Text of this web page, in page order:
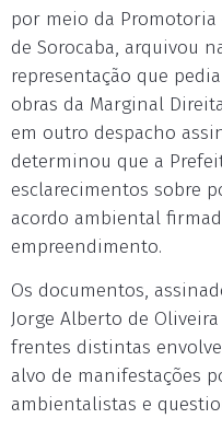
por meio da Promotoria
de Sorocaba, arquivou
representação que
obras da Marginal
em outro despacho
determinou que a
esclarecimentos sobre
acordo ambiental
empreendimento.
Os documentos,
Jorge Alberto de
frentes distintas
alvo de manifestações
ambientalistas e